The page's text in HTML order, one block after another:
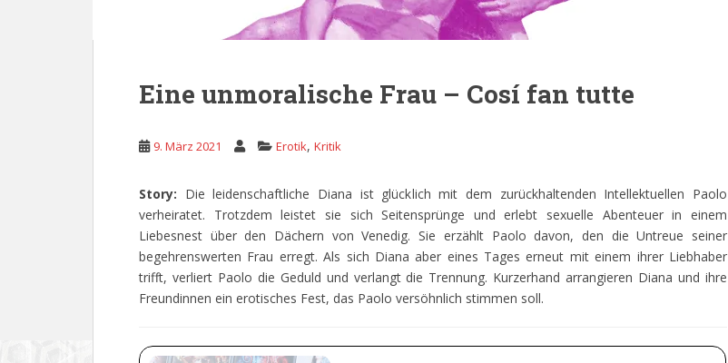
Eine unmoralische Frau – Cosí fan tutte
9. März 2021 Erotik, Kritik
Story: Die leidenschaftliche Diana ist glücklich mit dem zurückhaltenden Intellektuellen Paolo
verheiratet. Trotzdem leistet sie sich Seitensprünge und erlebt sexuelle Abenteuer in einem
Liebesnest über den Dächern von Venedig. Sie erzählt Paolo davon, den die Untreue seiner
begehrenswerten Frau erregt. Als sich Diana aber eines Tages erneut mit einem ihrer Liebhaber
trifft, verliert Paolo die Geduld und verlangt die Trennung. Kurzerhand arrangieren Diana und ihre
Freundinnen ein erotisches Fest, das Paolo versöhnlich stimmen soll.